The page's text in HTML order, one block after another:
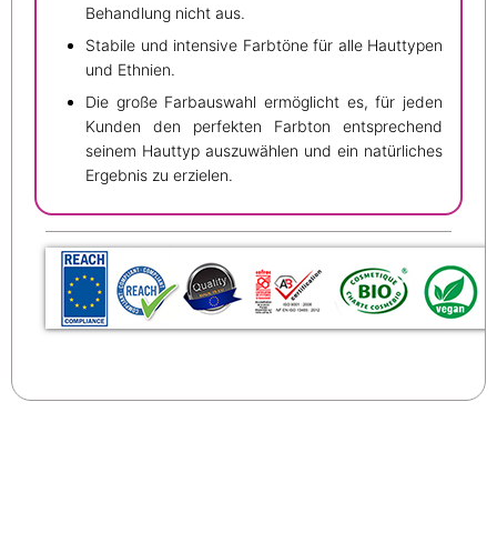
Behandlung nicht aus.
Stabile und intensive Farbtöne für alle Hauttypen
und Ethnien.
Die große Farbauswahl ermöglicht es, für jeden
Kunden den perfekten Farbton entsprechend
seinem Hauttyp auszuwählen und ein natürliches
Ergebnis zu erzielen.